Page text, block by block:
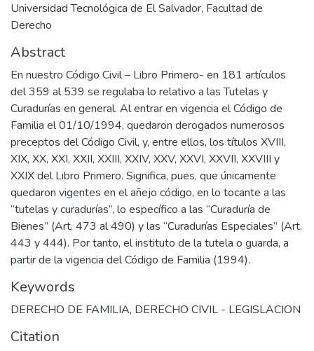
Universidad Tecnológica de El Salvador, Facultad de
Derecho
Abstract
En nuestro Código Civil – Libro Primero- en 181 artículos
del 359 al 539 se regulaba lo relativo a las Tutelas y
Curadurías en general. Al entrar en vigencia el Código de
Familia el 01/10/1994, quedaron derogados numerosos
preceptos del Código Civil, y, entre ellos, los títulos XVIII,
XIX, XX, XXI, XXII, XXIII, XXIV, XXV, XXVI, XXVII, XXVIII y
XXIX del Libro Primero. Significa, pues, que únicamente
quedaron vigentes en el añejo código, en lo tocante a las
“tutelas y curadurías”, lo específico a las “Curaduría de
Bienes” (Art. 473 al 490) y las “Curadurías Especiales” (Art.
443 y 444). Por tanto, el instituto de la tutela o guarda, a
partir de la vigencia del Código de Familia (1994).
Keywords
DERECHO DE FAMILIA, DERECHO CIVIL - LEGISLACION
Citation